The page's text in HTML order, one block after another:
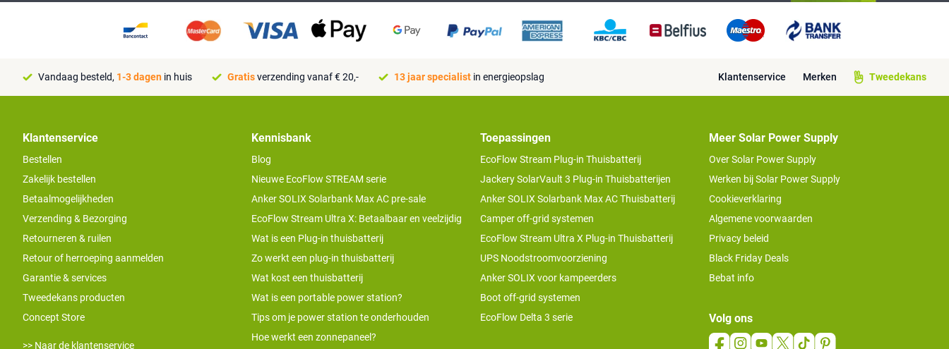
Vandaag besteld, 1-3 dagen in huis Gratisverzending vanaf € 20,- 13 jaar specialist in energieopslag Klantenservice Merken Tweedekans
Klantenservice
Bestellen
Zakelijk bestellen
Betaalmogelijkheden
Verzending & Bezorging
Retourneren & ruilen
Retour of herroeping aanmelden
Garantie & services
Tweedekans producten
Concept Store
>> Naar de klantenservice
Kennisbank
Blog
Nieuwe EcoFlow STREAM serie
Anker SOLIX Solarbank Max AC pre-sale
EcoFlow Stream Ultra X: Betaalbaar en veelzijdig
Wat is een Plug-in thuisbatterij
Zo werkt een plug-in thuisbatterij
Wat kost een thuisbatterij
Wat is een portable power station?
Tips om je power station te onderhouden
Hoe werkt een zonnepaneel?
Toepassingen
EcoFlow Stream Plug-in Thuisbatterij
Jackery SolarVault 3 Plug-in Thuisbatterijen
Anker SOLIX Solarbank Max AC Thuisbatterij
Camper off-grid systemen
EcoFlow Stream Ultra X Plug-in Thuisbatterij
UPS Noodstroomvoorziening
Anker SOLIX voor kampeerders
Boot off-grid systemen
EcoFlow Delta 3 serie
Meer Solar Power Supply
Over Solar Power Supply
Werken bij Solar Power Supply
Cookieverklaring
Algemene voorwaarden
Privacy beleid
Black Friday Deals
Bebat info
Volg ons